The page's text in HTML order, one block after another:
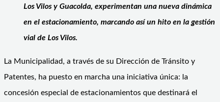
Los Vilos y Guacolda, experimentan una nueva dinámica
en el estacionamiento, marcando así un hito en la gestión
vial de Los Vilos.
La Municipalidad, a través de su Dirección de Tránsito y
Patentes, ha puesto en marcha una iniciativa única: la
concesión especial de estacionamientos que destinará el